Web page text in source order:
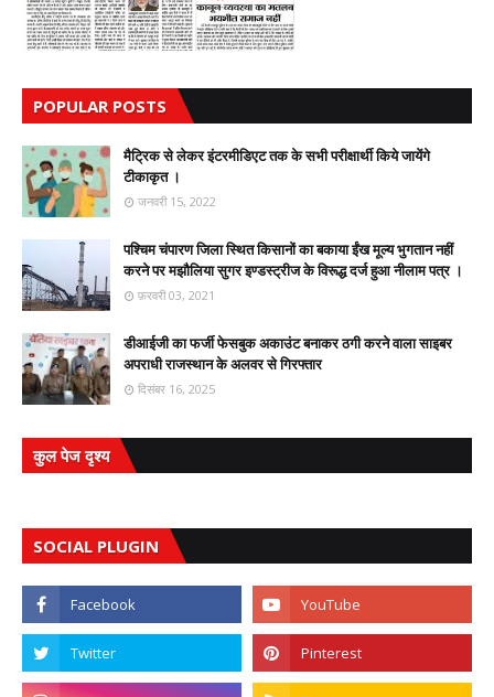
POPULAR POSTS
मैट्रिक से लेकर इंटरमीडिएट तक के सभी परीक्षार्थी किये जायेंगे
टीकाकृत ।
जनवरी 15, 2022
पश्चिम चंपारण जिला स्थित किसानों का बकाया ईंख मूल्य भुगतान नहीं
करने पर मझौलिया सुगर इण्डस्ट्रीज के विरूद्ध दर्ज हुआ नीलाम पत्र ।
फ़रवरी 03, 2021
डीआईजी का फर्जी फेसबुक अकाउंट बनाकर ठगी करने वाला साइबर
अपराधी राजस्थान के अलवर से गिरफ्तार
दिसंबर 16, 2025
कुल पेज दृश्य
SOCIAL PLUGIN